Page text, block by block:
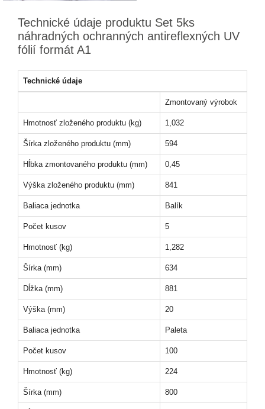
Technické údaje produktu Set 5ks
náhradných ochranných antireflexných UV
fólií formát A1
Technické údaje
Zmontovaný výrobok
Hmotnosť zloženého produktu (kg) 1,032
Šírka zloženého produktu (mm) 594
Hĺbka zmontovaného produktu (mm) 0,45
Výška zloženého produktu (mm) 841
Baliaca jednotka Balík
Počet kusov 5
Hmotnosť (kg) 1,282
Šírka (mm) 634
Dĺžka (mm) 881
Výška (mm) 20
Baliaca jednotka Paleta
Počet kusov 100
Hmotnosť (kg) 224
Šírka (mm) 800